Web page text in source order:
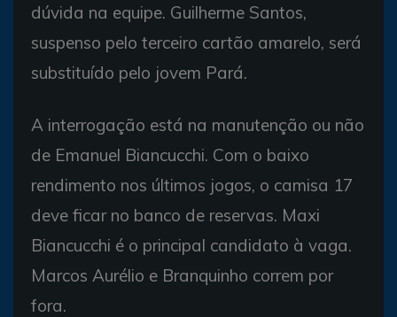
dúvida na equipe. Guilherme Santos,
suspenso pelo terceiro cartão amarelo, será
substituído pelo jovem Pará.
A interrogação está na manutenção ou não
de Emanuel Biancucchi. Com o baixo
rendimento nos últimos jogos, o camisa 17
deve ficar no banco de reservas. Maxi
Biancucchi é o principal candidato à vaga.
Marcos Aurélio e Branquinho correm por
fora.